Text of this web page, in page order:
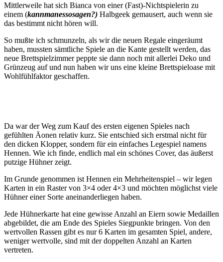
Mittlerweile hat sich Bianca von einer (Fast)-Nichtspielerin zu
einem (kannmanessosagen?) Halbgeek gemausert, auch wenn sie
das bestimmt nicht hören will.
So mußte ich schmunzeln, als wir die neuen Regale eingeräumt
haben, mussten sämtliche Spiele an die Kante gestellt werden, das
neue Brettspielzimmer peppte sie dann noch mit allerlei Deko und
Grünzeug auf und nun haben wir uns eine kleine Brettspieloase mit
Wohlfühlfaktor geschaffen.
Da war der Weg zum Kauf des ersten eigenen Spieles nach
gefühlten Äonen relativ kurz. Sie entschied sich erstmal nicht für
den dicken Klopper, sondern für ein einfaches Legespiel namens
Hennen. Wie ich finde, endlich mal ein schönes Cover, das äußerst
putzige Hühner zeigt.
Im Grunde genommen ist Hennen ein Mehrheitenspiel – wir legen
Karten in ein Raster von 3×4 oder 4×3 und möchten möglichst viele
Hühner einer Sorte aneinanderliegen haben.
Jede Hühnerkarte hat eine gewisse Anzahl an Eiern sowie Medaillen
abgebildet, die am Ende des Spieles Siegpunkte bringen. Von den
wertvollen Rassen gibt es nur 6 Karten im gesamten Spiel, andere,
weniger wertvolle, sind mit der doppelten Anzahl an Karten
vertreten.